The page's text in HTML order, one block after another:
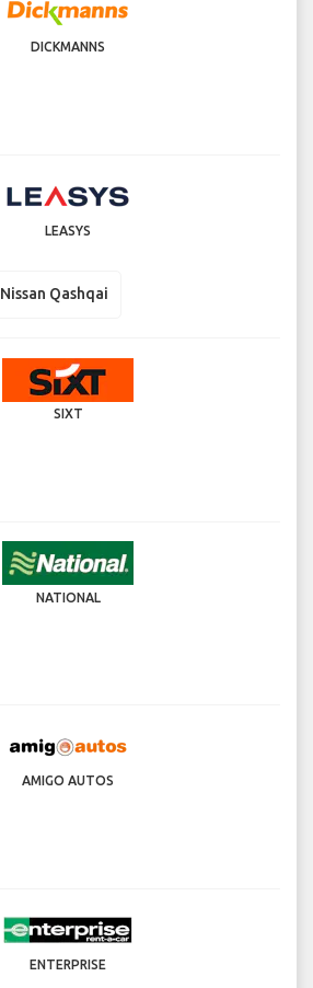
DICKMANNS
LEASYS
Nissan Qashqai
SIXT
NATIONAL
AMIGO AUTOS
ENTERPRISE